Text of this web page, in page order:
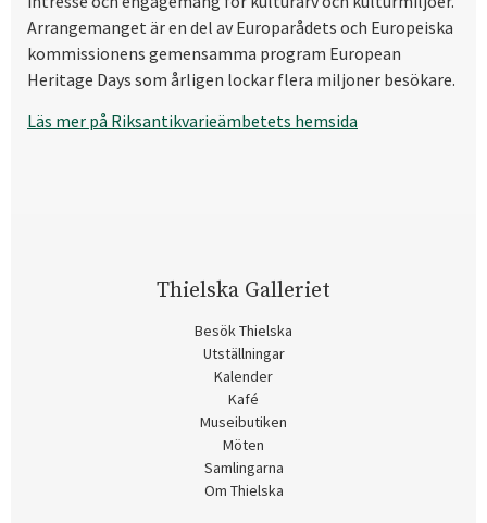
Arrangemanget är en del av Europarådets och Europeiska
kommissionens gemensamma program European
Heritage Days som årligen lockar flera miljoner besökare.
Läs mer på Riksantikvarieämbetets hemsida
Thielska Galleriet
Besök Thielska
Utställningar
Kalender
Kafé
Museibutiken
Möten
Samlingarna
Om Thielska